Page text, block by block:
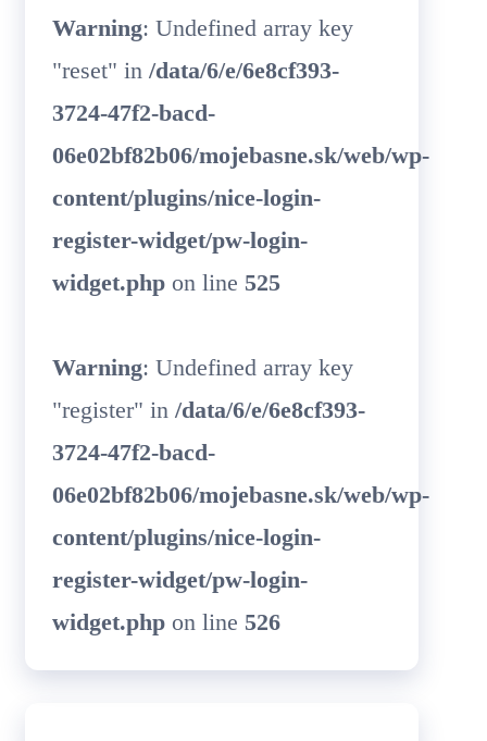
Warning: Undefined array key
"reset" in /data/6/e/6e8cf393-
3724-47f2-bacd-
06e02bf82b06/mojebasne.sk/web/wp-
content/plugins/nice-login-
register-widget/pw-login-
widget.php on line 525
Warning: Undefined array key
"register" in /data/6/e/6e8cf393-
3724-47f2-bacd-
06e02bf82b06/mojebasne.sk/web/wp-
content/plugins/nice-login-
register-widget/pw-login-
widget.php on line 526